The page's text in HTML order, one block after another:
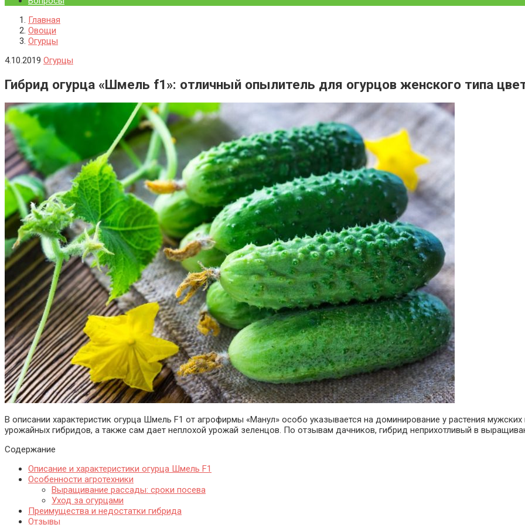
Главная
Овощи
Огурцы
4.10.2019 Огурцы
Гибрид огурца «Шмель f1»: отличный опылитель для огурцов женского типа
В описании характеристик огурца Шмель F1 от агрофирмы «Манул» особо указывается на доминирование у растения
урожайных гибридов, а также сам дает неплохой урожай зеленцов. По отзывам дачников, гибрид неприхотливый в
Содержание
Описание и характеристики огурца Шмель F1
Особенности агротехники
Выращивание рассады: сроки посева
Уход за огурцами
Преимущества и недостатки гибрида
Отзывы